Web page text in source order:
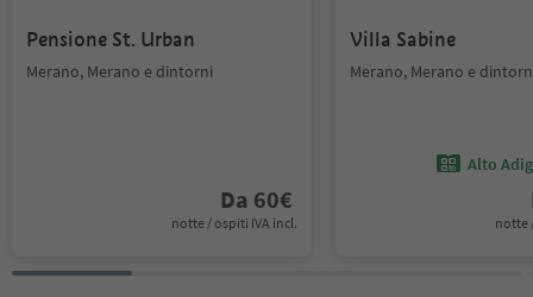
Pensione St. Urban
Merano, Merano e dintorni
Da 60€
notte / ospiti IVA incl.
Villa Sabine
Merano, Merano e
Alto
notte